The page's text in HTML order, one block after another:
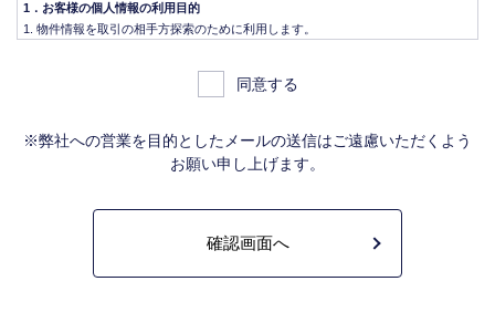
1．お客様の個人情報の利用目的
物件情報を取引の相手方探索のために利用します。
物件情報を、取引の相手方探索のため指定流通機構の物件検索システム（レイ
ンズ）に登録する場合があります。なお契約後、指定流通機構（宅地建物取引
報は、成約した物件の、物件概要、契約年月日、成約価格などの情報で、氏名
は含みません。）を提供します。指定流通機構は、物件情報及び成約情報を指
定流通機構の会員たる宅地建物取引業者や公的な団体に電子データや紙媒体で
不動産の売買契約又は賃貸契約の相手方を探索すること、及び売買、賃貸借、
同意する
※弊社への営業を目的としたメールの送信はご遠慮いただくよう
お願い申し上げます。